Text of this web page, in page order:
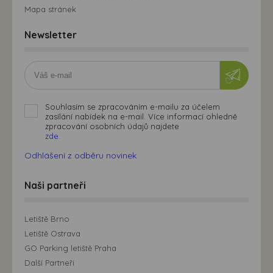
Mapa stránek
Newsletter
Souhlasím se zpracováním e-mailu za účelem
zasílání nabídek na e-mail. Více informací ohledně
zpracování osobních údajů najdete
zde.
Odhlášení z odběru novinek
Naši partneři
Letiště Brno
Letiště Ostrava
GO Parking letiště Praha
Další Partneři